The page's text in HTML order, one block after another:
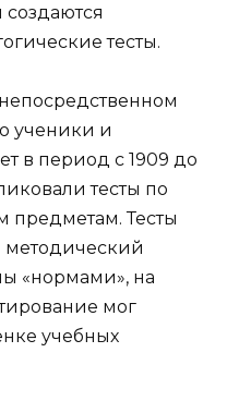
создаются
тесты.
ученики и
в период с 1909 до
тесты по
Тесты
«нормами», на
мог
учебных